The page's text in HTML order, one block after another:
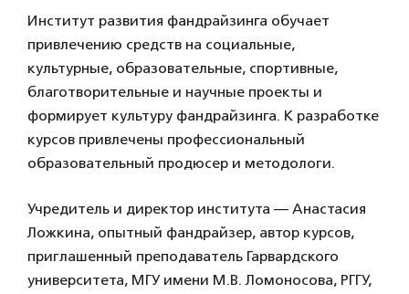
Институт развития фандрайзинга обучает
привлечению средств на социальные,
культурные, образовательные, спортивные,
благотворительные и научные проекты и
формирует культуру фандрайзинга. К разработке
курсов привлечены профессиональный
образовательный продюсер и методологи.
Учредитель и директор института — Анастасия
Ложкина, опытный фандрайзер, автор курсов,
приглашенный преподаватель Гарвардского
университета, МГУ имени М.В. Ломоносова, РГГУ,